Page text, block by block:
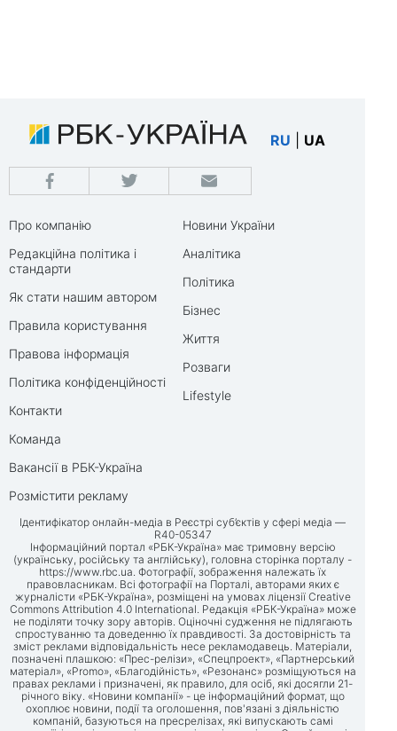
RU UA
Про компанію
Редакційна політика і
стандарти
Як стати нашим автором
Правила користування
Правова інформація
Політика конфіденційності
Контакти
Команда
Вакансії в РБК-Україна
Розмістити рекламу
Новини України
Аналітика
Політика
Бізнес
Життя
Розваги
Lifestyle
Ідентифікатор онлайн-медіа в Реєстрі суб’єктів у сфері медіа —
R40-05347
Інформаційний портал «РБК-Україна» має тримовну версію
(українську, російську та англійську), головна сторінка порталу -
https://www.rbc.ua. Фотографії, зображення належать їх
правовласникам. Всі фотографії на Порталі, авторами яких є
журналісти «РБК-Україна», розміщені на умовах ліцензії Creative
Commons Attribution 4.0 International. Редакція «РБК-Україна» може
не поділяти точку зору авторів. Оціночні судження не підлягають
спростуванню та доведенню їх правдивості. За достовірність та
зміст реклами відповідальність несе рекламодавець. Матеріали,
позначені плашкою: «Прес-релізи», «Спецпроект», «Партнерський
матеріал», «Promo», «Благодійність», «Резонанс» розміщуються на
правах реклами і призначені, як правило, для осіб, які досягли 21-
річного віку. «Новини компанії» - це інформаційний формат, що
охоплює новини, події та оголошення, пов'язані з діяльністю
компаній, базуються на пресрелізах, які випускають самі